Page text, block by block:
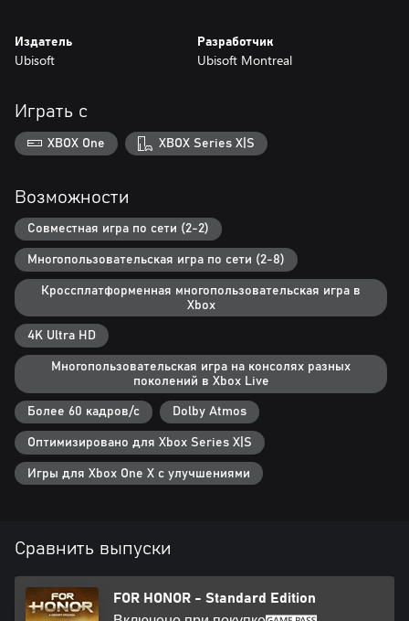
Издатель
Ubisoft
Разработчик
Ubisoft Montreal
Играть с
XBOX One XBOX Series X|S
Возможности
Совместная игра по сети (2-2)
Многопользовательская игра по сети (2-8)
Кроссплатформенная многопользовательская игра в
Xbox
4K Ultra HD
Многопользовательская игра на консолях разных
поколений в Xbox Live
Более 60 кадров/с Dolby Atmos
Оптимизировано для Xbox Series X|S
Игры для Xbox One X с улучшениями
Сравнить выпуски
FOR HONOR - Standard Edition